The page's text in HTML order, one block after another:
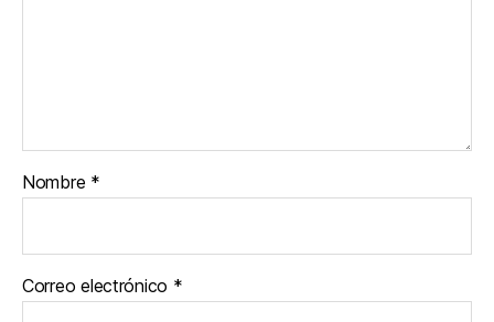
Nombre *
Correo electrónico *